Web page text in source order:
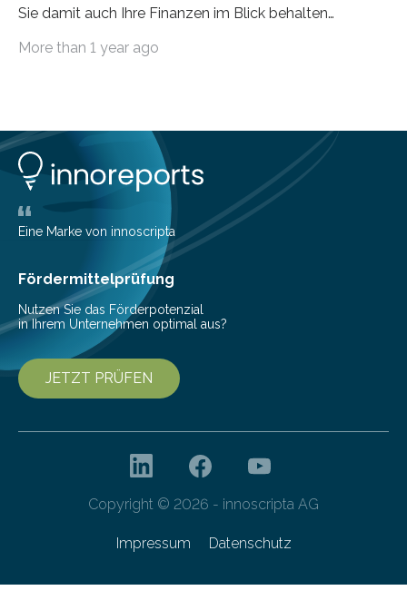
Sie damit auch Ihre Finanzen im Blick behalten
die genau das ermöglichen: Sie helfen Ihnen, Ausgaben
Lösungen interessieren. 1. Multibanking-Tools: Alle
Konten auf einen Blick Viele Banken bieten bereits in
ihrem Online-Banking eine Multibanking-Funktion an,
mit der sich Konten bei anderen Banken…
More than 1 year ago
Eine Marke von innoscripta
Fördermittelprüfung
Nutzen Sie das Förderpotenzial
in Ihrem Unternehmen optimal aus?
JETZT PRÜFEN
Copyright © 2026 - innoscripta AG
Impressum Datenschutz